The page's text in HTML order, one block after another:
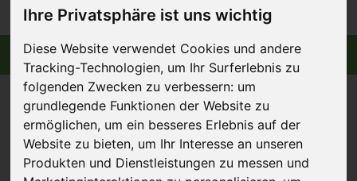
Ihre Privatsphäre ist uns wichtig
Diese Website verwendet Cookies und andere
Tracking-Technologien, um Ihr Surferlebnis zu
folgenden Zwecken zu verbessern: um
grundlegende Funktionen der Website zu
ermöglichen, um ein besseres Erlebnis auf der
Website zu bieten, um Ihr Interesse an unseren
Produkten und Dienstleistungen zu messen und
Menü Informiert bleiben
Lidl hebt Standards für